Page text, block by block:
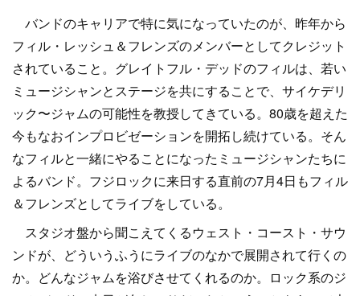
バンドのキャリアで特に気になっていたのが、昨年から
フィル・レッシュ＆フレンズのメンバーとしてクレジット
されていること。グレイトフル・デッドのフィルは、若い
ミュージシャンとステージを共にすることで、サイケデリ
ック〜ジャムの可能性を教授してきている。80歳を超えた
今もなおインプロビゼーションを開拓し続けている。そん
なフィルと一緒にやることになったミュージシャンたちに
よるバンド。フジロックに来日する直前の7月4日もフィル
＆フレンズとしてライブをしている。
スタジオ盤から聞こえてくるウェスト・コースト・サウ
ンドが、どういうふうにライブのなかで展開されて行くの
か。どんなジャムを浴びさせてくれるのか。ロック系のジ